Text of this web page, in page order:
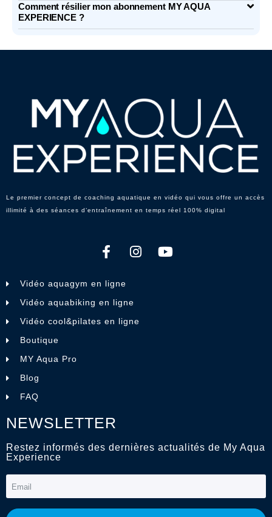
Comment résilier mon abonnement MY AQUA
EXPERIENCE ?
Le premier concept de coaching aquatique en vidéo qui vous offre un accès
illimité à des séances d’entraînement en temps réel 100% digital
Vidéo aquagym en ligne
Vidéo aquabiking en ligne
Vidéo cool&pilates en ligne
Boutique
MY Aqua Pro
Blog
FAQ
NEWSLETTER
Restez informés des dernières actualités de My Aqua
Experience